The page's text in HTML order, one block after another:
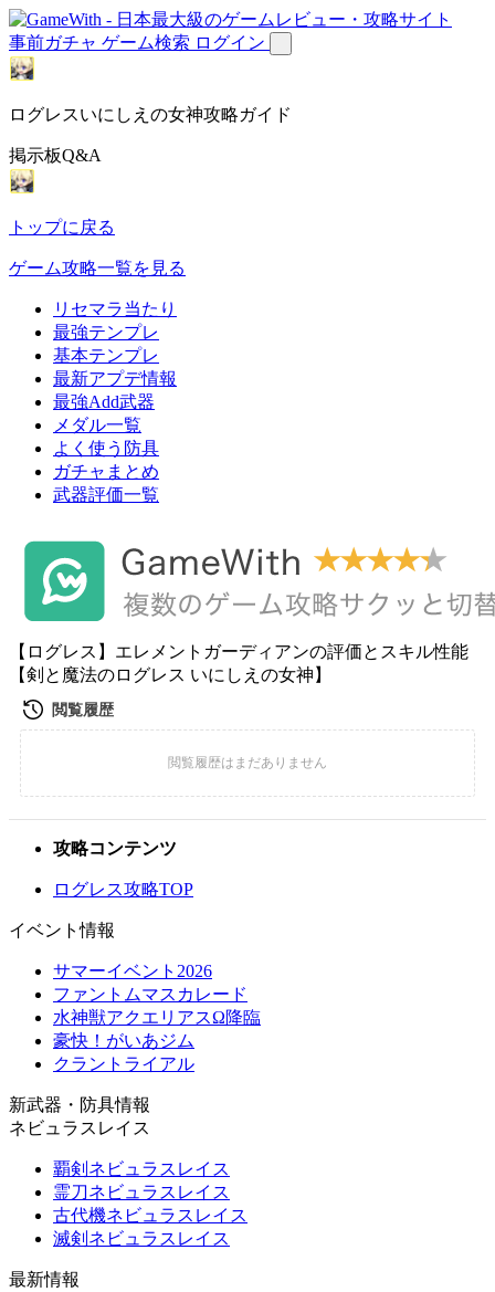
事前ガチャ ゲーム検索 ログイン
ログレスいにしえの女神攻略ガイド
掲示板Q&A
トップに戻る
ゲーム攻略一覧を見る
リセマラ当たり
最強テンプレ
基本テンプレ
最新アプデ情報
最強Add武器
メダル一覧
よく使う防具
ガチャまとめ
武器評価一覧
【ログレス】エレメントガーディアンの評価とスキル性能
【剣と魔法のログレス いにしえの女神】
攻略コンテンツ
ログレス攻略TOP
イベント情報
サマーイベント2026
ファントムマスカレード
水神獣アクエリアスΩ降臨
豪快！がいあジム
クラントライアル
新武器・防具情報
ネビュラスレイス
覇剣ネビュラスレイス
霊刀ネビュラスレイス
古代機ネビュラスレイス
滅剣ネビュラスレイス
最新情報